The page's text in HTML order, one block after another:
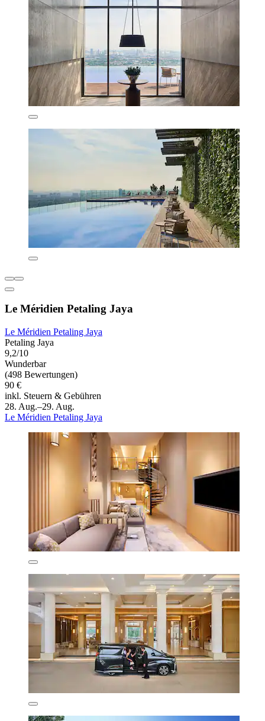
Le Méridien Petaling Jaya
Le Méridien Petaling Jaya
Petaling Jaya
9,2/10
Wunderbar
(498 Bewertungen)
90 €
inkl. Steuern & Gebühren
28. Aug.–29. Aug.
Le Méridien Petaling Jaya